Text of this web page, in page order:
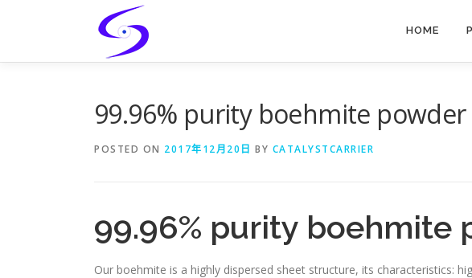
HOME
99.96% purity boehmite powder
POSTED ON 2017年12月20日 BY CATALYSTCARRIER
99.96% purity boehmite
Our boehmite is a highly dispersed sheet structure, its characteristics: